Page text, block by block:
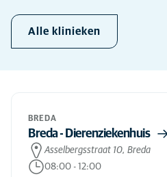
Alle klinieken
BREDA
Breda - Dierenziekenhuis
Asselbergsstraat 10, Breda
08:00 - 12:00